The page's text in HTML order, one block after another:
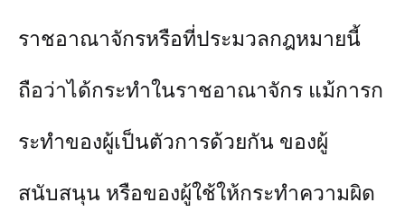
ราชอาณาจักรหรือที่ประมวลกฎหมายนี้
ถือว่าได้กระทำในราชอาณาจักร แม้การก
ระทำของผู้เป็นตัวการด้วยกัน ของผู้
สนับสนุน หรือของผู้ใช้ให้กระทำความผิด